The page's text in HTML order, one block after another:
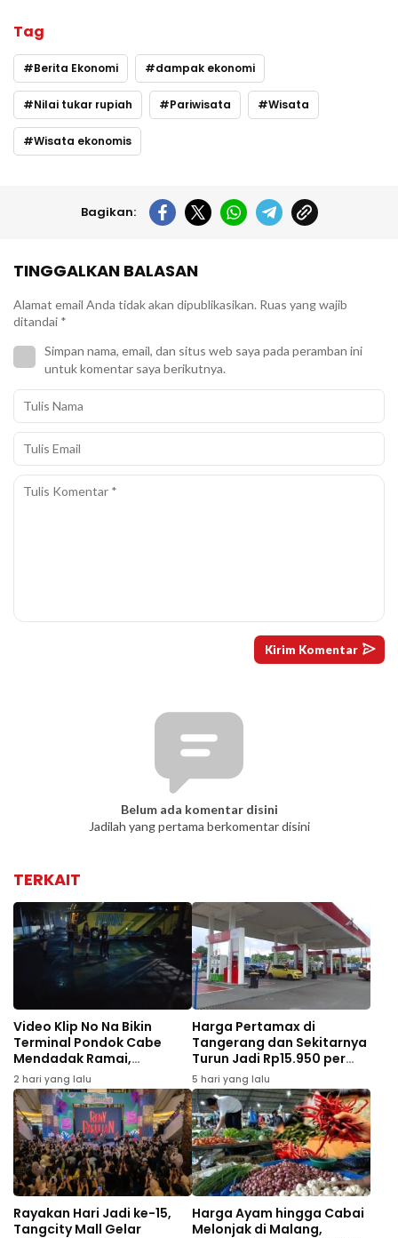
Tag
Berita Ekonomi dampak ekonomi
Nilai tukar rupiah Pariwisata Wisata
Wisata ekonomis
Bagikan:
TINGGALKAN BALASAN
Alamat email Anda tidak akan dipublikasikan. Ruas yang wajib
ditandai *
Simpan nama, email, dan situs web saya pada peramban ini
untuk komentar saya berikutnya.
Belum ada komentar disini
Jadilah yang pertama berkomentar disini
TERKAIT
Video Klip No Na Bikin
Terminal Pondok Cabe
Mendadak Ramai,
Pedagang hingga Jukir Ikut
Kecipratan
2 hari yang lalu
Harga Pertamax di
Tangerang dan Sekitarnya
Turun Jadi Rp15.950 per
Liter Mulai Agustus 2026
5 hari yang lalu
Rayakan Hari Jadi ke-15,
Tangcity Mall Gelar
Harga Ayam hingga Cabai
Melonjak di Malang,